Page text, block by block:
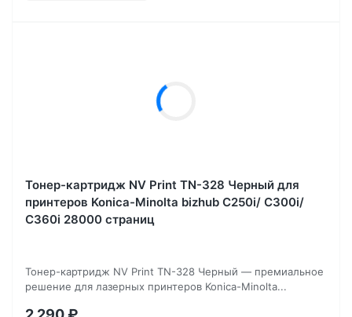
Тонер-картридж NV Print TN-328 Черный для
принтеров Konica-Minolta bizhub C250i/ C300i/
C360i 28000 страниц
Тонер-картридж NV Print TN-328 Черный — премиальное
решение для лазерных принтеров Konica-Minolta...